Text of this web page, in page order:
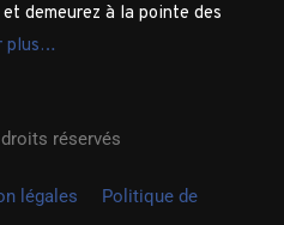
demeurez à la pointe des
plus…
réservés
légales
Politique de